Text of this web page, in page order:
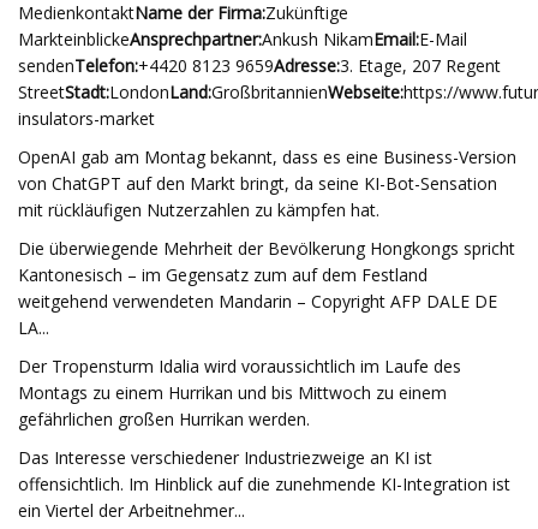
MedienkontaktName der Firma:Zukünftige
MarkteinblickeAnsprechpartner:Ankush NikamEmail:E-Mail
sendenTelefon:+4420 8123 9659Adresse:3. Etage, 207 Regent
StreetStadt:LondonLand:GroßbritannienWebseite:https://
insulators-market
OpenAI gab am Montag bekannt, dass es eine Business-Version
von ChatGPT auf den Markt bringt, da seine KI-Bot-Sensation
mit rückläufigen Nutzerzahlen zu kämpfen hat.
Die überwiegende Mehrheit der Bevölkerung Hongkongs spricht
Kantonesisch – im Gegensatz zum auf dem Festland
weitgehend verwendeten Mandarin – Copyright AFP DALE DE
LA...
Der Tropensturm Idalia wird voraussichtlich im Laufe des
Montags zu einem Hurrikan und bis Mittwoch zu einem
gefährlichen großen Hurrikan werden.
Das Interesse verschiedener Industriezweige an KI ist
offensichtlich. Im Hinblick auf die zunehmende KI-Integration ist
ein Viertel der Arbeitnehmer...